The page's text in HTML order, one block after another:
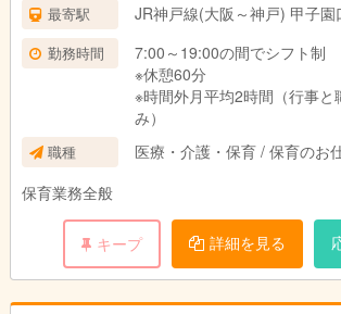
最寄駅 JR神戸線(大阪～神戸) 甲子園
勤務時間
7:00～19:00の間でシフト制
※休憩60分
※時間外月平均2時間（行事と
み）
職種
医療・介護・保育 / 保育のお
保育業務全般
キープ 詳細を見る